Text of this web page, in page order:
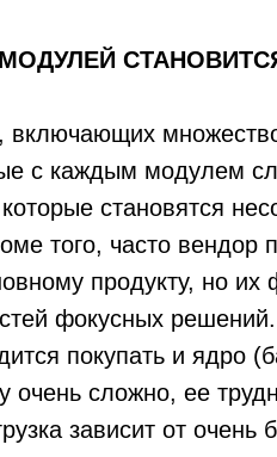
включающих
с каждым модулем
становятся
того, часто вендор
продукту, но их
фокусных
покупать и ядро
очень сложно, ее
зависит от очень